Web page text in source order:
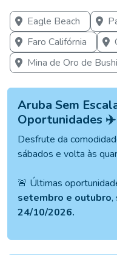
Eagle Beach
Faro Califórnia
Mina de Oro de
Aruba Sem
Oportunidades ✈️
Desfrute da
sábados e volta às
🚨 Últimas
setembro e outubro,
24/10/2026.